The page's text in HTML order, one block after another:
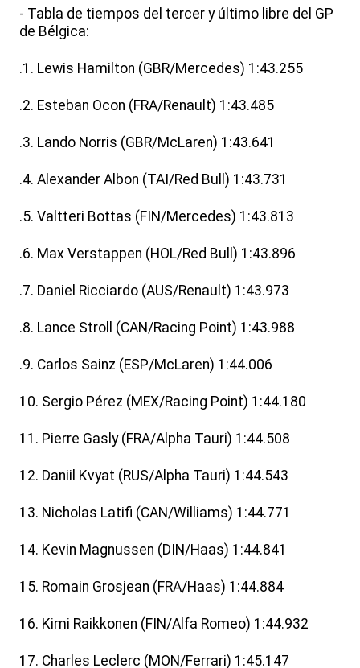
- Tabla de tiempos del tercer y último libre del GP
de Bélgica:
.1. Lewis Hamilton (GBR/Mercedes) 1:43.255
.2. Esteban Ocon (FRA/Renault) 1:43.485
.3. Lando Norris (GBR/McLaren) 1:43.641
.4. Alexander Albon (TAI/Red Bull) 1:43.731
.5. Valtteri Bottas (FIN/Mercedes) 1:43.813
.6. Max Verstappen (HOL/Red Bull) 1:43.896
.7. Daniel Ricciardo (AUS/Renault) 1:43.973
.8. Lance Stroll (CAN/Racing Point) 1:43.988
.9. Carlos Sainz (ESP/McLaren) 1:44.006
10. Sergio Pérez (MEX/Racing Point) 1:44.180
11. Pierre Gasly (FRA/Alpha Tauri) 1:44.508
12. Daniil Kvyat (RUS/Alpha Tauri) 1:44.543
13. Nicholas Latifi (CAN/Williams) 1:44.771
14. Kevin Magnussen (DIN/Haas) 1:44.841
15. Romain Grosjean (FRA/Haas) 1:44.884
16. Kimi Raikkonen (FIN/Alfa Romeo) 1:44.932
17. Charles Leclerc (MON/Ferrari) 1:45.147